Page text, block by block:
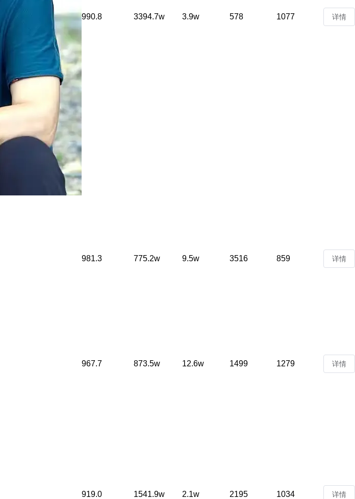
990.8 3394.7w 3.9w 578 1077 详情
981.3 775.2w 9.5w 3516 859 详情
967.7 873.5w 12.6w 1499 1279 详情
919.0 1541.9w 2.1w 2195 1034 详情